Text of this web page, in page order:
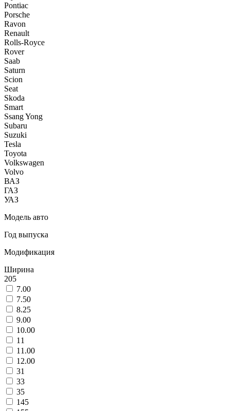
Pontiac
Porsche
Ravon
Renault
Rolls-Royce
Rover
Saab
Saturn
Scion
Seat
Skoda
Smart
Ssang Yong
Subaru
Suzuki
Tesla
Toyota
Volkswagen
Volvo
ВАЗ
ГАЗ
УАЗ
Модель авто
Год выпуска
Модификация
Ширина
205
7.00
7.50
8.25
9.00
10.00
11
11.00
12.00
31
33
35
145